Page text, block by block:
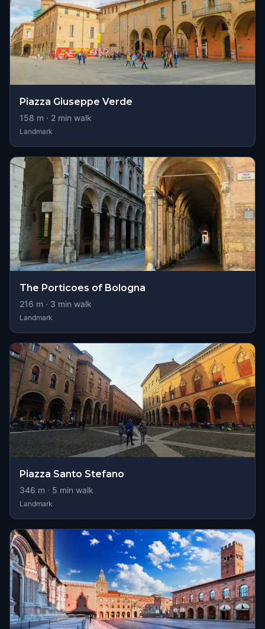
Piazza Giuseppe Verde
158 m · 2 min walk
Landmark
The Porticoes of Bologna
216 m · 3 min walk
Landmark
Piazza Santo Stefano
346 m · 5 min walk
Landmark